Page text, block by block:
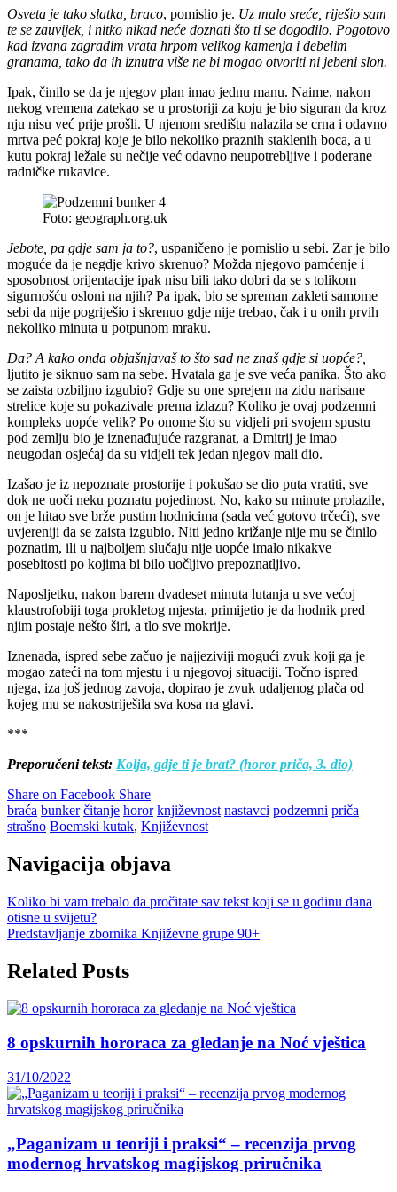
Osveta je tako slatka, braco, pomislio je. Uz malo sreće, riješio sam
te se zauvijek, i nitko nikad neće doznati što ti se dogodilo. Pogotovo
kad izvana zagradim vrata hrpom velikog kamenja i debelim
granama, tako da ih iznutra više ne bi mogao otvoriti ni jebeni slon.
Ipak, činilo se da je njegov plan imao jednu manu. Naime, nakon
nekog vremena zatekao se u prostoriji za koju je bio siguran da kroz
nju nisu već prije prošli. U njenom središtu nalazila se crna i odavno
mrtva peć pokraj koje je bilo nekoliko praznih staklenih boca, a u
kutu pokraj ležale su nečije već odavno neupotrebljive i poderane
radničke rukavice.
Foto: geograph.org.uk
Jebote, pa gdje sam ja to?, uspaničeno je pomislio u sebi. Zar je bilo
moguće da je negdje krivo skrenuo? Možda njegovo pamćenje i
sposobnost orijentacije ipak nisu bili tako dobri da se s tolikom
sigurnošću osloni na njih? Pa ipak, bio se spreman zakleti samome
sebi da nije pogriješio i skrenuo gdje nije trebao, čak i u onih prvih
nekoliko minuta u potpunom mraku.
Da? A kako onda objašnjavaš to što sad ne znaš gdje si uopće?,
ljutito je siknuo sam na sebe. Hvatala ga je sve veća panika. Što ako
se zaista ozbiljno izgubio? Gdje su one sprejem na zidu narisane
strelice koje su pokazivale prema izlazu? Koliko je ovaj podzemni
kompleks uopće velik? Po onome što su vidjeli pri svojem spustu
pod zemlju bio je iznenađujuće razgranat, a Dmitrij je imao
neugodan osjećaj da su vidjeli tek jedan njegov mali dio.
Izašao je iz nepoznate prostorije i pokušao se dio puta vratiti, sve
dok ne uoči neku poznatu pojedinost. No, kako su minute prolazile,
on je hitao sve brže pustim hodnicima (sada već gotovo trčeći), sve
uvjereniji da se zaista izgubio. Niti jedno križanje nije mu se činilo
poznatim, ili u najboljem slučaju nije uopće imalo nikakve
posebitosti po kojima bi bilo uočljivo prepoznatljivo.
Naposljetku, nakon barem dvadeset minuta lutanja u sve većoj
klaustrofobiji toga prokletog mjesta, primijetio je da hodnik pred
njim postaje nešto širi, a tlo sve mokrije.
Iznenada, ispred sebe začuo je najjeziviji mogući zvuk koji ga je
mogao zateći na tom mjestu i u njegovoj situaciji. Točno ispred
njega, iza još jednog zavoja, dopirao je zvuk udaljenog plača od
kojeg mu se nakostriješila sva kosa na glavi.
***
Preporučeni tekst: Kolja, gdje ti je brat? (horor priča, 3. dio)
Share on Facebook Share
braća bunker čitanje horor književnost nastavci podzemni priča
strašno Boemski kutak, Književnost
Navigacija objava
Koliko bi vam trebalo da pročitate sav tekst koji se u godinu dana
otisne u svijetu?
Predstavljanje zbornika Književne grupe 90+
Related Posts
8 opskurnih hororaca za gledanje na Noć vještica
31/10/2022
„Paganizam u teoriji i praksi“ – recenzija prvog
modernog hrvatskog magijskog priručnika